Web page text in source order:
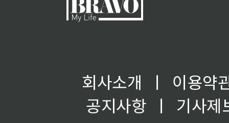
회사소개 ㅣ
이용약
공지사항
ㅣ
기사제